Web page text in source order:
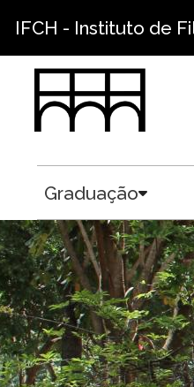
IFCH - Instituto de
Graduação